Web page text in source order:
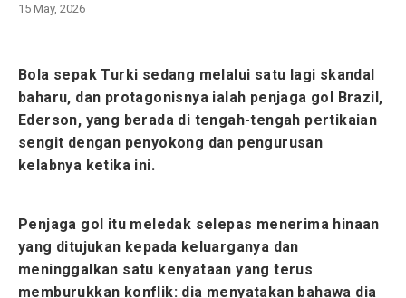
15 May, 2026
Bola sepak Turki sedang melalui satu lagi skandal
baharu, dan protagonisnya ialah penjaga gol Brazil,
Ederson, yang berada di tengah-tengah pertikaian
sengit dengan penyokong dan pengurusan
kelabnya ketika ini.
Penjaga gol itu meledak selepas menerima hinaan
yang ditujukan kepada keluarganya dan
meninggalkan satu kenyataan yang terus
memburukkan konflik: dia menyatakan bahawa dia